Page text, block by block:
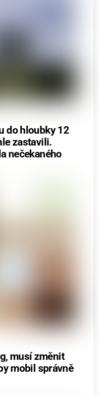
do hloubky 12
zastavili.
nečekaného
musí změnit
mobil správně